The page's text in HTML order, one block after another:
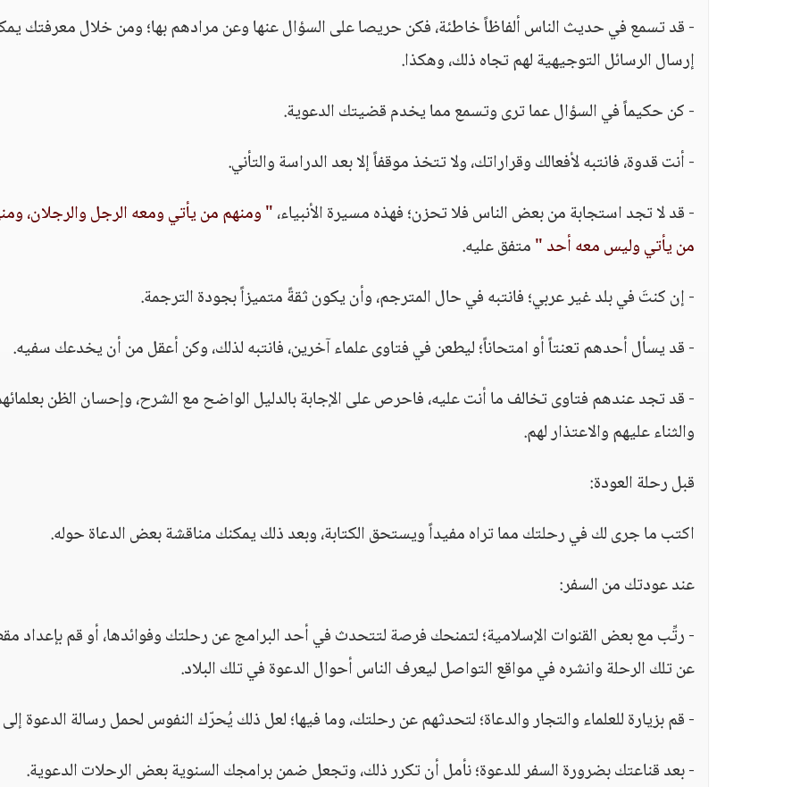
- قد تسمع في حديث الناس ألفاظاً خاطئة، فكن حريصا على السؤال عنها وعن مرادهم بها؛ ومن خلال معرفتك
إرسال الرسائل التوجيهية لهم تجاه ذلك، وهكذا.
- كن حكيماً في السؤال عما ترى وتسمع مما يخدم قضيتك الدعوية.
- أنت قدوة، فانتبه لأفعالك وقراراتك، ولا تتخذ موقفاً إلا بعد الدراسة والتأني.
- قد لا تجد استجابة من بعض الناس فلا تحزن؛ فهذه مسيرة الأنبياء،" ومنهم من يأتي ومعه الرجل والرجلان،
من يأتي وليس معه أحد "متفق عليه.
- إن كنتَ في بلد غير عربي؛ فانتبه في حال المترجم، وأن يكون ثقةً متميزاً بجودة الترجمة.
- قد يسأل أحدهم تعنتاً أو امتحاناً؛ ليطعن في فتاوى علماء آخرين، فانتبه لذلك، وكن أعقل من أن يخدعك سفيه.
- قد تجد عندهم فتاوى تخالف ما أنت عليه، فاحرص على الإجابة بالدليل الواضح مع الشرح، وإحسان الظن
والثناء عليهم والاعتذار لهم.
قبل رحلة العودة:
اكتب ما جرى لك في رحلتك مما تراه مفيداً ويستحق الكتابة، وبعد ذلك يمكنك مناقشة بعض الدعاة حوله.
عند عودتك من السفر:
- رتِّب مع بعض القنوات الإسلامية؛ لتمنحك فرصة لتتحدث في أحد البرامج عن رحلتك وفوائدها، أو قم بإعداد
عن تلك الرحلة وانشره في مواقع التواصل ليعرف الناس أحوال الدعوة في تلك البلاد.
- قم بزيارة للعلماء والتجار والدعاة؛ لتحدثهم عن رحلتك، وما فيها؛ لعل ذلك يُحرّك النفوس لحمل رسالة الدعوة إلى
- بعد قناعتك بضرورة السفر للدعوة؛ نأمل أن تكرر ذلك، وتجعل ضمن برامجك السنوية بعض الرحلات الدعوية.